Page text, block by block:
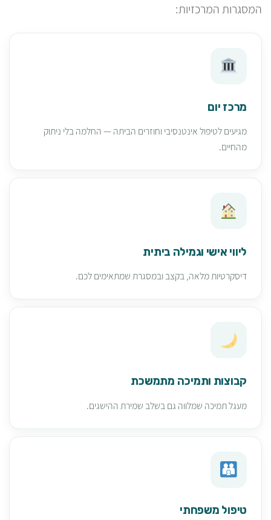
המסגרות המרכזיות:
מרכז יום
מגיעים לטיפול אינטנסיבי וחוזרים הביתה — החלמה בלי ניתוק
מהחיים.
ליווי אישי וגמילה ביתית
דיסקרטיות מלאה, בקצב ובמסגרת שמתאימים לכם.
קבוצות ותמיכה מתמשכת
מעגל תמיכה שמלווה גם בשלב שמירת ההישגים.
טיפול משפחתי